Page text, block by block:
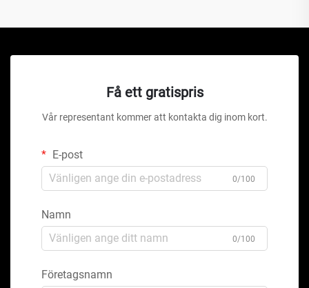
Få ett gratispris
Vår representant kommer att kontakta dig inom kort.
E-post
0/100
Namn
0/100
Företagsnamn